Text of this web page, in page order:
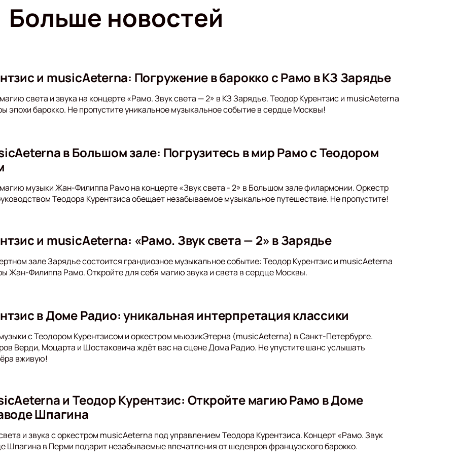
Больше новостей
и musicAeterna: Погружение в барокко с Рамо в КЗ Зарядье
света и звука на концерте «Рамо. Звук света — 2» в КЗ Зарядье. Теодор Курентзис и musicAeterna
эпохи барокко. Не пропустите уникальное музыкальное событие в сердце Москвы!
в Большом зале: Погрузитесь в мир Рамо с Теодором
музыки Жан-Филиппа Рамо на концерте «Звук света - 2» в Большом зале филармонии. Оркестр
Теодора Курентзиса обещает незабываемое музыкальное путешествие. Не пропустите!
и musicAeterna: «Рамо. Звук света — 2» в Зарядье
зале Зарядье состоится грандиозное музыкальное событие: Теодор Курентзис и musicAeterna
Жан-Филиппа Рамо. Откройте для себя магию звука и света в сердце Москвы.
в Доме Радио: уникальная интерпретация классики
с Теодором Курентзисом и оркестром мьюзикЭтерна (musicAeterna) в Санкт-Петербурге.
Верди, Моцарта и Шостаковича ждёт вас на сцене Дома Радио. Не упустите шанс услышать
вживую!
и Теодор Курентзис: Откройте магию Рамо в Доме
Шпагина
и звука с оркестром musicAeterna под управлением Теодора Курентзиса. Концерт «Рамо. Звук
Шпагина в Перми подарит незабываемые впечатления от шедевров французского барокко.